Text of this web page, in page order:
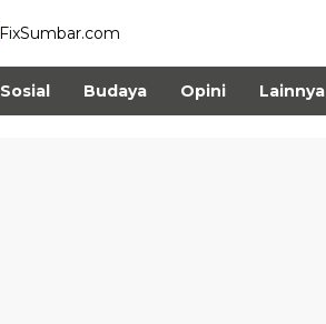
Sosial Budaya Opini Lainnya